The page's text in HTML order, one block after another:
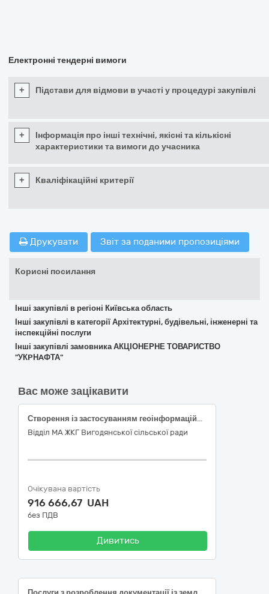
Електронні тендерні вимоги
+ Підстави для відмови в участі у процедурі закупівлі
+
Інформація про інші технічні, якісні та кількісні
характеристики та вимоги до учасника
+ Кваліфікаційні критерії
Друкувати Звіт за поданими пропозиціями
Корисні посилання
Інші закупівлі в регіоні Київська область
Інші закупівлі в категорії Архітектурні, будівельні, інженерні та
інспекційні послуги
Інші закупівлі замовника АКЦІОНЕРНЕ ТОВАРИСТВО
"УКPНAФТА"
Вас може зацікавити
Створення із застосуванням геоінформаційних технологій картографічної основи у цифровій формі масштабу 1:2000
Відділ МА ЖКГ Вигодянської сільської ради
Очікувана вартість
916 666,67 UAH
без ПДВ
Дивитись